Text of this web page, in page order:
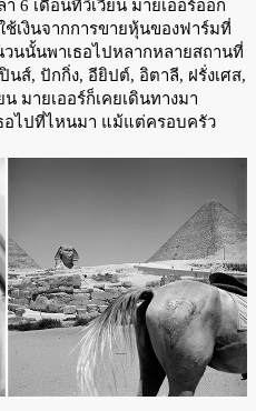
า 6 เดือนที่วิเวียน มายเออร์ออก
ช้เงินจากการขายหุ้นของฟาร์มที่
นนั้นพาเธอไปหลากหลายสถานที่
ส์, ปักกิ่ง, อียิปต์, อิตาลี, ฝรั่งเศส,
มายเออร์ก็เคยเดินทางมา
อไปที่ไหนมา แม้แต่ครอบครัว